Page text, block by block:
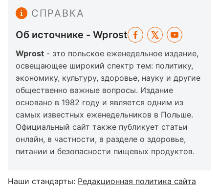
СПРАВКА
Об источнике - Wprost
Wprost - это польское еженедельное издание,
освещающее широкий спектр тем: политику,
экономику, культуру, здоровье, науку и другие
общественно важные вопросы. Издание
основано в 1982 году и является одним из
самых известных еженедельников в Польше.
Официальный сайт также публикует статьи
онлайн, в частности, в разделе о здоровье,
питании и безопасности пищевых продуктов.
Наши стандарты: Редакционная политика сайта